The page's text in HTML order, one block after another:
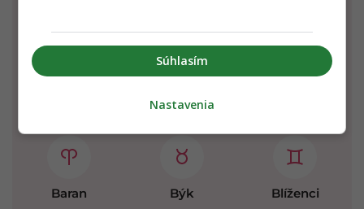
22.12. - 20.1. 21.1. - 19.2. 20.2. - 20.3.
Baran Býk Blíženci
Súhlasím
Nastavenia